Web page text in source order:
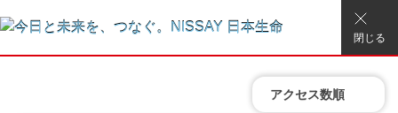
閉じる
アクセス数順